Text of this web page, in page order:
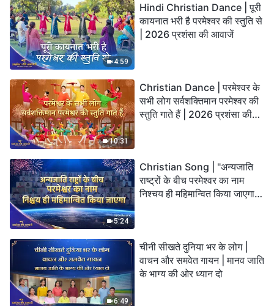
4:59
Hindi Christian Dance | पूरी
कायनात भरी है परमेश्वर की स्तुति से
| 2026 प्रशंसा की आवाजें
10:31
Christian Dance | परमेश्वर के
सभी लोग सर्वशक्तिमान परमेश्वर की
स्तुति गाते हैं | 2026 प्रशंसा की
5:24
Christian Song | "अन्यजाति
राष्ट्रों के बीच परमेश्वर का नाम
निश्चय ही महिमान्वित किया जाएगा" |
6:49
चीनी सीखते दुनिया भर के लोग |
वाचन और समवेत गायन | मानव जाति
के भाग्य की ओर ध्यान दो